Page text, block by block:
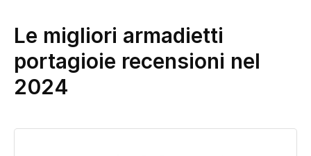
Le migliori armadietti
portagioie recensioni nel
2024